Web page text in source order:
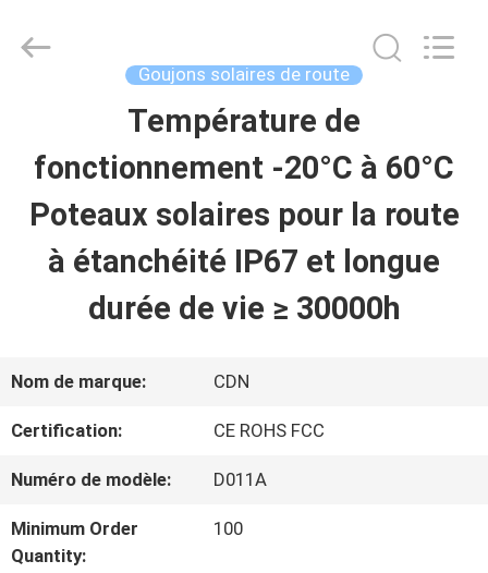
DES
PRODUITS
PROPOS
DE
NOUS
VISITE
Changdaneng
Reserved.
Goujons solaires de route
Température de
fonctionnement -20°C à 60°C
Poteaux solaires pour la route
à étanchéité IP67 et longue
durée de vie ≥ 30000h
Nom de marque: CDN
Certification: CE ROHS FCC
Numéro de modèle: D011A
Minimum Order
Quantity:
100